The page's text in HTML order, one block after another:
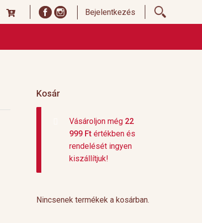
Bejelentkezés
Kosár
Vásároljon még 22
999 Ft értékben és
rendelését ingyen
kiszállítjuk!
Nincsenek termékek a kosárban.